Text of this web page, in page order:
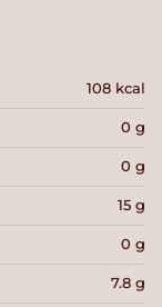
108 kcal
0 g
0 g
15 g
0 g
7.8 g